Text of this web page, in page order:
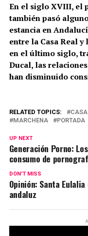
En el siglo XVIII, el
también pasó
estancia en
entre la Casa Real
en el último siglo,
Ducal, las
han disminuido
RELATED TOPICS: CASA
MARCHENA
PORTADA
UP NEXT
Generación Porno:
consumo de
DON'T MISS
Opinión: Santa
andaluz